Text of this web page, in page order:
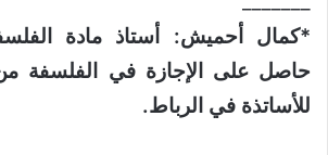
*كمال أحميش: أستاذ مادة
حاصل على الإجازة في الفلسفة من
للأساتذة في الرباط.